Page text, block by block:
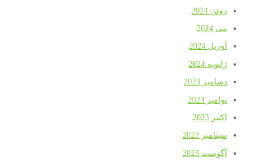
ژوئن 2024
می 2024
آوریل 2024
ژانویه 2024
دسامبر 2023
نوامبر 2023
اکتبر 2023
سپتامبر 2023
آگوست 2023